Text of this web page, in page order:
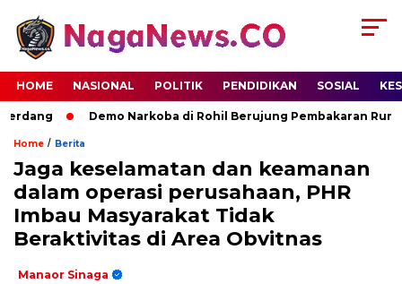
HOME NASIONAL POLITIK PENDIDIKAN SOSIAL
Demo Narkoba di Rohil Berujung Pembakaran
Home / Berita
Jaga keselamatan dan keamanan
dalam operasi perusahaan, PHR
Imbau Masyarakat Tidak
Beraktivitas di Area Obvitnas
Manaor Sinaga